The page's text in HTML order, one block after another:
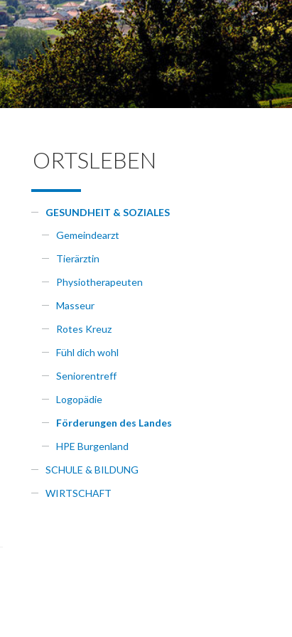
ORTSLEBEN
GESUNDHEIT & SOZIALES
Gemeindearzt
Tierärztin
Physiotherapeuten
Masseur
Rotes Kreuz
Fühl dich wohl
Seniorentreff
Logopädie
Förderungen des Landes
HPE Burgenland
SCHULE & BILDUNG
WIRTSCHAFT